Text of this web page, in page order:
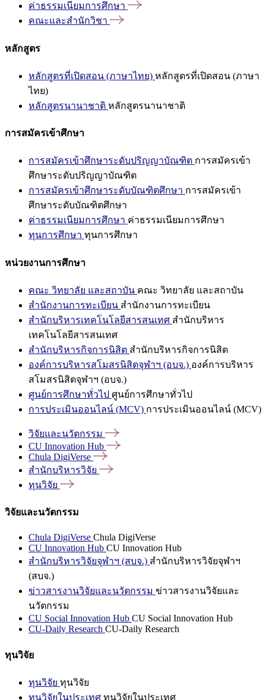
ค่าธรรมเนียมการศึกษา
คณะและสำนักวิชา
หลักสูตร
หลักสูตรที่เปิดสอน (ภาษาไทย) หลักสูตรที่เปิดสอน (ภาษา
ไทย)
หลักสูตรนานาชาติ หลักสูตรนานาชาติ
การสมัครเข้าศึกษา
การสมัครเข้าศึกษาระดับปริญญาบัณฑิต การสมัครเข้า
ศึกษาระดับปริญญาบัณฑิต
การสมัครเข้าศึกษาระดับบัณฑิตศึกษา การสมัครเข้า
ศึกษาระดับบัณฑิตศึกษา
ค่าธรรมเนียมการศึกษา ค่าธรรมเนียมการศึกษา
ทุนการศึกษา ทุนการศึกษา
หน่วยงานการศึกษา
คณะ วิทยาลัย และสถาบัน คณะ วิทยาลัย และสถาบัน
สำนักงานการทะเบียน สำนักงานการทะเบียน
สำนักบริหารเทคโนโลยีสารสนเทศ สำนักบริหาร
เทคโนโลยีสารสนเทศ
สำนักบริหารกิจการนิสิต สำนักบริหารกิจการนิสิต
องค์การบริหารสโมสรนิสิตจุฬาฯ (อบจ.) องค์การบริหาร
สโมสรนิสิตจุฬาฯ (อบจ.)
ศูนย์การศึกษาทั่วไป ศูนย์การศึกษาทั่วไป
การประเมินออนไลน์ (MCV) การประเมินออนไลน์ (MCV)
วิจัยและนวัตกรรม
CU Innovation Hub
Chula DigiVerse
สำนักบริหารวิจัย
ทุนวิจัย
วิจัยและนวัตกรรม
Chula DigiVerse Chula DigiVerse
CU Innovation Hub CU Innovation Hub
สำนักบริหารวิจัยจุฬาฯ (สบจ.) สำนักบริหารวิจัยจุฬาฯ
(สบจ.)
ข่าวสารงานวิจัยและนวัตกรรม ข่าวสารงานวิจัยและ
นวัตกรรม
CU Social Innovation Hub CU Social Innovation Hub
CU-Daily Research CU-Daily Research
ทุนวิจัย
ทุนวิจัย ทุนวิจัย
ทุนวิจัยในประเทศ ทุนวิจัยในประเทศ